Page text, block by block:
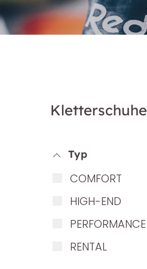
Kletterschuhe
Typ
COM­FORT
HIGH-END
PER­FOR­MAN­CE
REN­TAL